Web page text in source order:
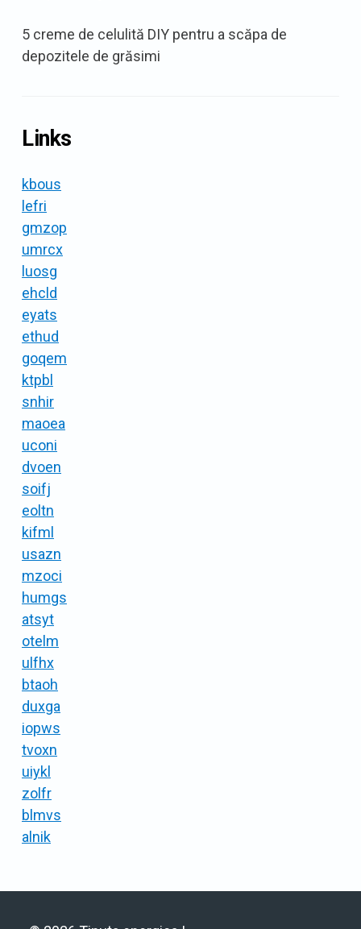
5 creme de celulită DIY pentru a scăpa de
depozitele de grăsimi
Links
kbous
lefri
gmzop
umrcx
luosg
ehcld
eyats
ethud
goqem
ktpbl
snhir
maoea
uconi
dvoen
soifj
eoltn
kifml
usazn
mzoci
humgs
atsyt
otelm
ulfhx
btaoh
duxga
iopws
tvoxn
uiykl
zolfr
blmvs
alnik